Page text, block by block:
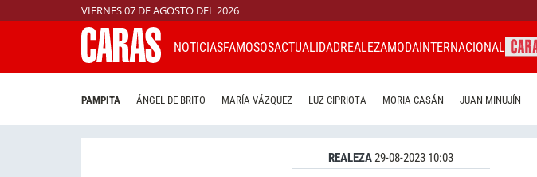
VIERNES 07 DE AGOSTO DEL 2026
NOTICIASFAMOSOSACTUALIDADREALEZAMODAINTERNACIONAL
PAMPITA ÁNGEL DE BRITO MARÍA VÁZQUEZ LUZ CIPRIOTA MORIA CASÁN JUAN MINUJÍN
REALEZA29-08-2023 10:03